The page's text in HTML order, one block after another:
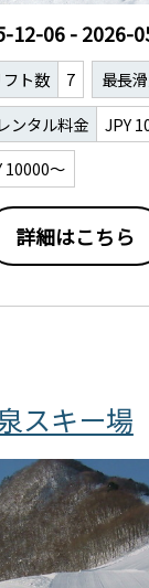
12-06 - 2026-
フト数 7 最長
レンタル料金
JPY
10000～
詳細はこちら
スキー場